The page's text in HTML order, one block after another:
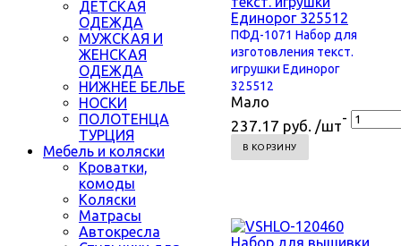
ДЕТСКАЯ
ОДЕЖДА
МУЖСКАЯ И
ЖЕНСКАЯ
ОДЕЖДА
НИЖНЕЕ БЕЛЬЕ
НОСКИ
ПОЛОТЕНЦА
ТУРЦИЯ
Мебель и коляски
Кроватки,
комоды
Коляски
Матрасы
Автокресла
ПФД-1071 Набор для
изготовления текст.
игрушки Единорог
325512
Мало
237.17 руб. /шт-
В КОРЗИНУ